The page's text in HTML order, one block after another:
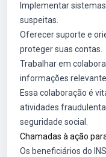
Implementar
suspeitas.
Oferecer suporte e
proteger suas contas.
Trabalhar em
informações
Essa colaboração é
atividades
seguridade social.
Chamadas à ação
Os beneficiários do